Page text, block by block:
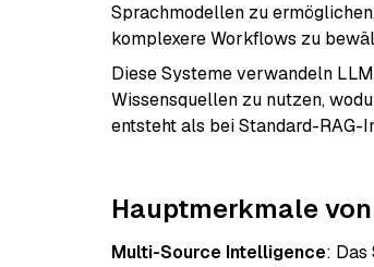
Sprachmodellen zu
komplexere Workflows zu
Diese Systeme verwandeln
Wissensquellen zu nutzen,
entsteht als bei Standard-RAG-
Hauptmerkmale
Multi-Source Intelligence: Das